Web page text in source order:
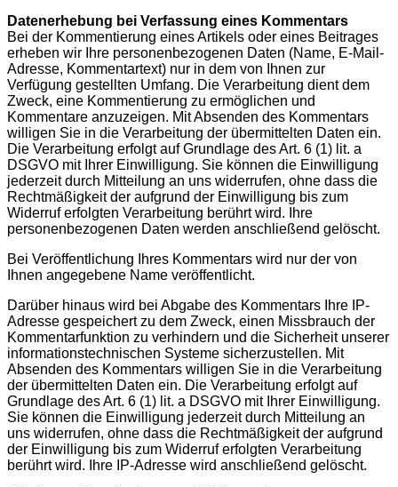
Datenerhebung bei Verfassung eines Kommentars
Bei der Kommentierung eines Artikels oder eines Beitrages
erheben wir Ihre personenbezogenen Daten (Name, E-Mail-
Adresse, Kommentartext) nur in dem von Ihnen zur
Verfügung gestellten Umfang. Die Verarbeitung dient dem
Zweck, eine Kommentierung zu ermöglichen und
Kommentare anzuzeigen. Mit Absenden des Kommentars
willigen Sie in die Verarbeitung der übermittelten Daten ein.
Die Verarbeitung erfolgt auf Grundlage des Art. 6 (1) lit. a
DSGVO mit Ihrer Einwilligung. Sie können die Einwilligung
jederzeit durch Mitteilung an uns widerrufen, ohne dass die
Rechtmäßigkeit der aufgrund der Einwilligung bis zum
Widerruf erfolgten Verarbeitung berührt wird. Ihre
personenbezogenen Daten werden anschließend gelöscht.
Bei Veröffentlichung Ihres Kommentars wird nur der von
Ihnen angegebene Name veröffentlicht.
Darüber hinaus wird bei Abgabe des Kommentars Ihre IP-
Adresse gespeichert zu dem Zweck, einen Missbrauch der
Kommentarfunktion zu verhindern und die Sicherheit unserer
informationstechnischen Systeme sicherzustellen. Mit
Absenden des Kommentars willigen Sie in die Verarbeitung
der übermittelten Daten ein. Die Verarbeitung erfolgt auf
Grundlage des Art. 6 (1) lit. a DSGVO mit Ihrer Einwilligung.
Sie können die Einwilligung jederzeit durch Mitteilung an
uns widerrufen, ohne dass die Rechtmäßigkeit der aufgrund
der Einwilligung bis zum Widerruf erfolgten Verarbeitung
berührt wird. Ihre IP-Adresse wird anschließend gelöscht.